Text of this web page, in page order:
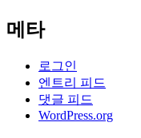
메타
로그인
엔트리 피드
댓글 피드
WordPress.org